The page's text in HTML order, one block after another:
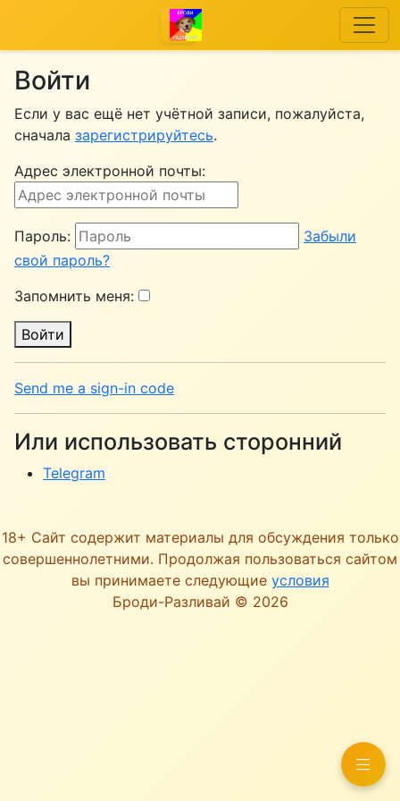
Войти
Если у вас ещё нет учётной записи, пожалуйста,
сначала зарегистрируйтесь.
Адрес электронной почты:
Пароль:
Забыли
свой пароль?
Запомнить меня:
Войти
Send me a sign-in code
Или использовать сторонний
Telegram
18+ Сайт содержит материалы для обсуждения только
совершеннолетними. Продолжая пользоваться сайтом
вы принимаете следующие условия
Броди-Разливай © 2026